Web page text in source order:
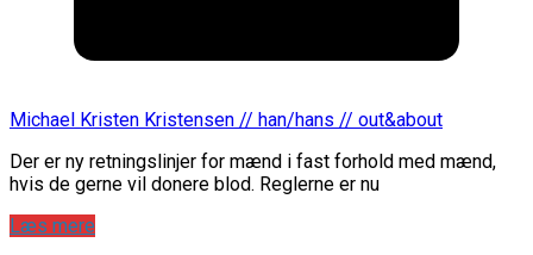
Michael Kristen Kristensen // han/hans // out&about
Der er ny retningslinjer for mænd i fast forhold med mænd,
hvis de gerne vil donere blod. Reglerne er nu
Læs mere